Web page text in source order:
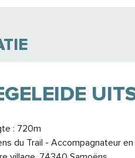
: 720m
du Trail - Accompagnateur